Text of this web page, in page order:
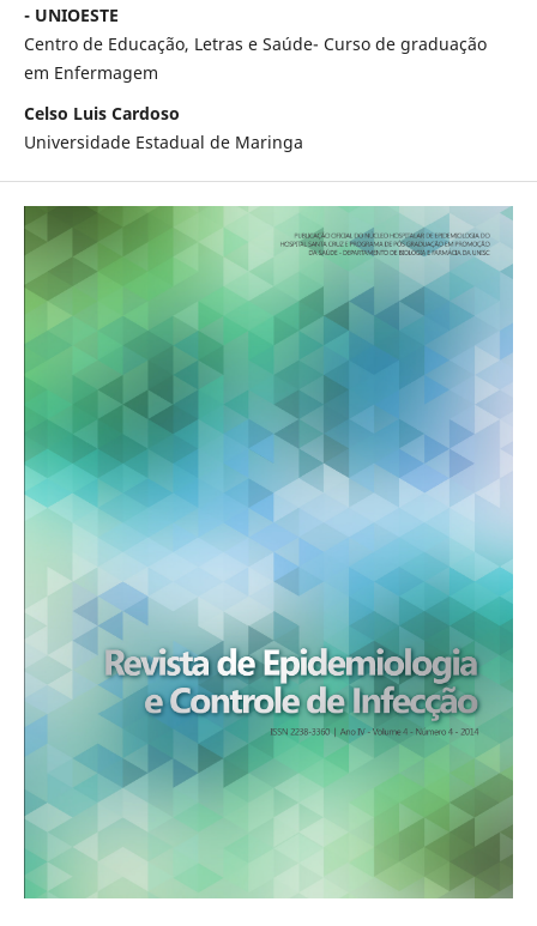
- UNIOESTE
Centro de Educação, Letras e Saúde- Curso de graduação
em Enfermagem
Celso Luis Cardoso
Universidade Estadual de Maringa